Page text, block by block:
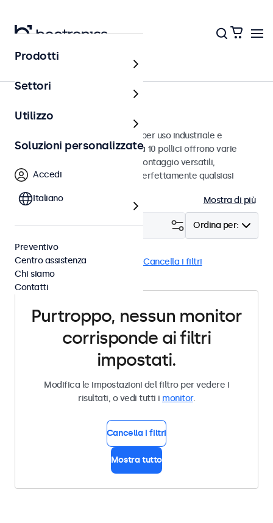
Monitor
Monitor da 10 pollici
Monitor da 10 pollici progettati per uso industriale e
commerciale. Questi monitor da 10 pollici offrono varie
connessioni video e opzioni di montaggio versatili,
consentendo loro di integrarsi perfettamente qualsiasi
Mostra di più
Ordina per:
Filtro (0)
Monitor 10 pollici Cancella i filtri
Purtroppo, nessun monitor
corrisponde ai filtri
impostati.
Modifica le impostazioni del filtro per vedere i
risultati, o vedi tutti i monitor.
Cancella i filtri
Mostra tutto
Prodotti
Settori
Utilizzo
Soluzioni personalizzate
Accedi
Italiano
Preventivo
Centro assistenza
Chi siamo
Contatti